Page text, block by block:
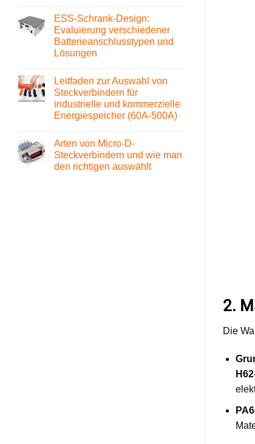
sind
GJB,
Q/JC
und
ZZR?
zu
Anschlüsse
für
Flüssigkeitskühlung:
Typen,
Merkmale
ESS-Schrank-Design:
Evaluierung verschiedener
Batterieanschlusstypen und
Lösungen
zu
ESS-
Schrank-
Design:
Evaluierung
verschiedener
Lösungen
Leitfaden zur Auswahl von
Steckverbindern für
industrielle und kommerzielle
Energiespeicher (60A-500A)
zu
Leitfaden
zur
Auswahl
Arten von Micro-D-
Steckverbindern und wie man
den richtigen auswählt
2.
Die